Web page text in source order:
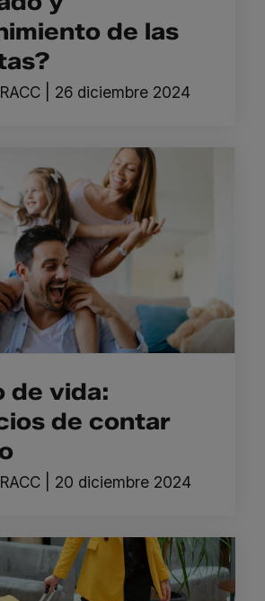
de las
26 diciembre 2024
de vida:
de contar
20 diciembre 2024